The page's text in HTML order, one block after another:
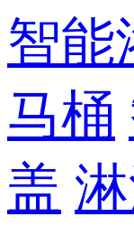
智能
马桶
盖